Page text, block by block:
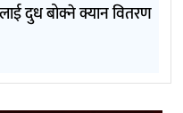
दुध बोक्ने क्यान वितरण